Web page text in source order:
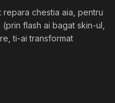
repara chestia aia, pentru
flash ai bagat skin-ul,
ti-ai transformat